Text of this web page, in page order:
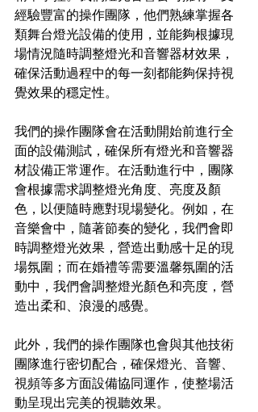
經驗豐富的操作團隊，他們熟練掌握各
類舞台燈光設備的使用，並能夠根據現
場情況隨時調整燈光和音響器材效果，
確保活動過程中的每一刻都能夠保持視
覺效果的穩定性。
我們的操作團隊會在活動開始前進行全
面的設備測試，確保所有燈光和音響器
材設備正常運作。在活動進行中，團隊
會根據需求調整燈光角度、亮度及顏
色，以便隨時應對現場變化。例如，在
音樂會中，隨著節奏的變化，我們會即
時調整燈光效果，營造出動感十足的現
場氛圍；而在婚禮等需要溫馨氛圍的活
動中，我們會調整燈光顏色和亮度，營
造出柔和、浪漫的感覺。
此外，我們的操作團隊也會與其他技術
團隊進行密切配合，確保燈光、音響、
視頻等多方面設備協同運作，使整場活
動呈現出完美的視聽效果。